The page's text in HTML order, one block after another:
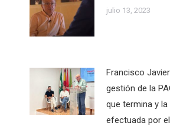
julio 13, 2023
Francisco
gestión de la
que termina y
efectuada por